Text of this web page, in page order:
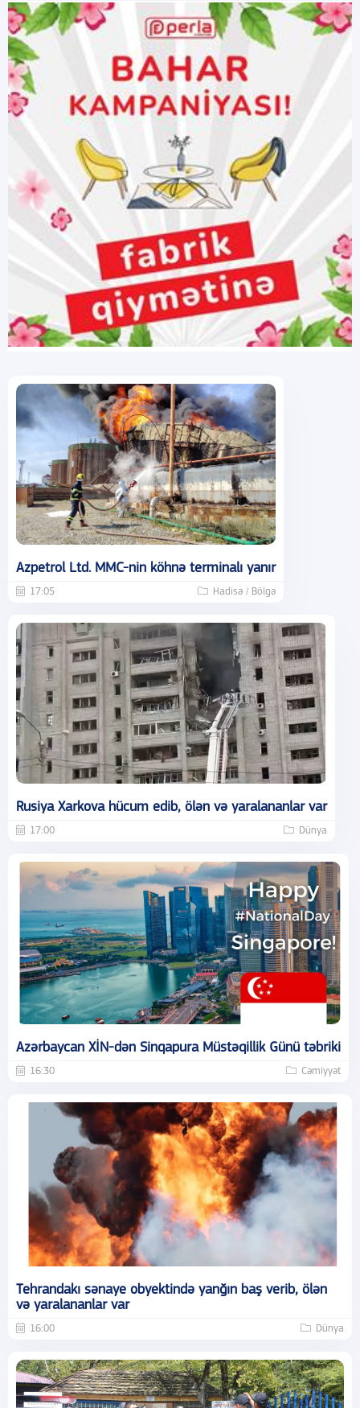
Azpetrol Ltd. MMC-nin köhnə terminalı yanır
17:05 Hadisə / Bölgə
Rusiya Xarkova hücum edib, ölən və yaralananlar var
17:00 Dünya
Azərbaycan XİN-dən Sinqapura Müstəqillik Günü təbriki
16:30 Cəmiyyət
Tehrandakı sənaye obyektində yanğın baş verib, ölən
və yaralananlar var
16:00 Dünya